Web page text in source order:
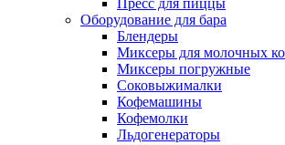
Пресс для пиццы
Оборудование для бара
Блендеры
Миксеры для молочных
Миксеры погружные
Соковыжималки
Кофемашины
Кофемолки
Льдогенераторы